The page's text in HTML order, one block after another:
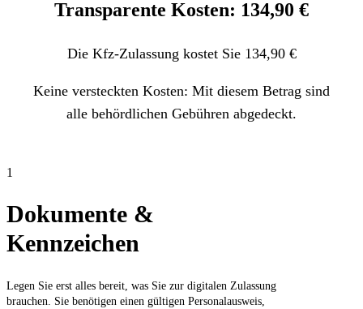
Transparente Kosten: 134,90 €
Die Kfz-Zulassung kostet Sie 134,90 €
Keine versteckten Kosten: Mit diesem Betrag sind
alle behördlichen Gebühren abgedeckt.
1
Dokumente &
Kennzeichen
Legen Sie erst alles bereit, was Sie zur digitalen Zulassung
brauchen. Sie benötigen einen gültigen Personalausweis,